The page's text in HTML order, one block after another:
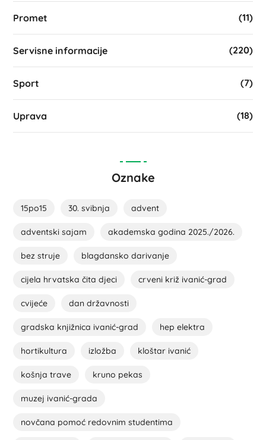
Promet (11)
Servisne informacije (220)
Sport (7)
Uprava (18)
Oznake
15po15 30. svibnja advent
adventski sajam akademska godina 2025./2026.
bez struje blagdansko darivanje
cijela hrvatska čita djeci crveni križ ivanić-grad
cvijeće dan državnosti
gradska knjižnica ivanić-grad hep elektra
hortikultura izložba kloštar ivanić
košnja trave kruno pekas
muzej ivanić-grada
novčana pomoć redovnim studentima